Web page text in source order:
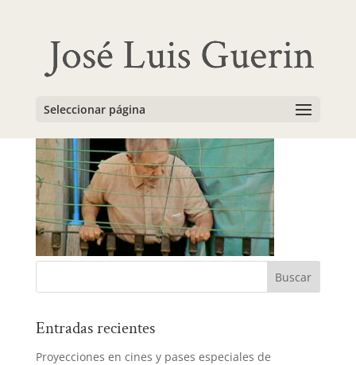
Seleccionar página
constru2
Entradas recientes
Proyecciones en cines y pases especiales de